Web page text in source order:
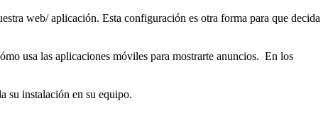
web/ aplicación. Esta configuración es otra forma para que decida
usa las aplicaciones móviles para mostrarte anuncios. En los
su instalación en su equipo.